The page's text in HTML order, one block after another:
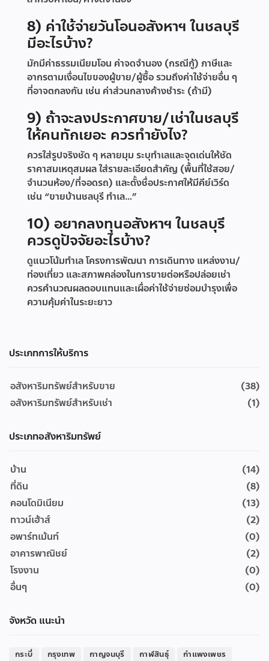
8) ค่าใช้จ่ายวันโอนอสังหาฯ ในชลบุรี
มีอะไรบ้าง?
มักมีค่าธรรมเนียมโอน ค่าจดจำนอง (กรณีกู้) ภาษีและ
อากรตามเงื่อนไขของผู้ขาย/ผู้ซื้อ รวมถึงค่าใช้จ่ายอื่น ๆ
ที่อาจตกลงกัน เช่น ค่าส่วนกลางค้างชำระ (ถ้ามี)
9) ถ้าจะลงประกาศขาย/เช่าในชลบุรี
ให้คนทักเยอะ ควรทำยังไง?
ควรใส่รูปจริงชัด ๆ หลายมุม ระบุทำเลและจุดเด่นให้ชัด
ราคาสมเหตุสมผล ใส่รายละเอียดสำคัญ (พื้นที่ใช้สอย/
จำนวนห้อง/ที่จอดรถ) และตั้งชื่อประกาศให้มีคีย์เวิร์ด
เช่น “ขายบ้านชลบุรี ทำเล…”
10) อยากลงทุนอสังหาฯ ในชลบุรี
ควรดูปัจจัยอะไรบ้าง?
ดูแนวโน้มทำเล โครงการพัฒนา การเดินทาง แหล่งงาน/
ท่องเที่ยว และสภาพคล่องในการขายต่อหรือปล่อยเช่า
ควรคำนวณผลตอบแทนและเผื่อค่าใช้จ่ายซ่อมบำรุงเพื่อ
ความคุ้มค่าในระยะยาว
ประเภทการให้บริการ
อสังหาริมทรัพย์สำหรับขาย
(38)
อสังหาริมทรัพย์สำหรับเช่า
(1)
ประเภทอสังหาริมทรัพย์
บ้าน
(14)
ที่ดิน
(8)
คอนโดมิเนียม
(13)
ทาวน์เฮ้าส์
(2)
อพาร์ทเม้นท์
(0)
อาคารพาณิชย์
(2)
โรงงาน
(0)
อื่นๆ
(0)
จังหวัด แนะนำ
กระบี่ กรุงเทพ กาญจนบุรี กาฬสินธุ์
กำแพงเพชร